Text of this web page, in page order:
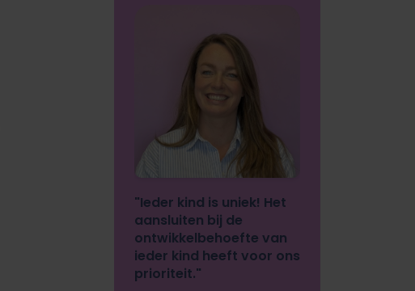
"Ieder kind is uniek! Het
aansluiten bij de
ontwikkelbehoefte van
ieder kind heeft voor ons
prioriteit."